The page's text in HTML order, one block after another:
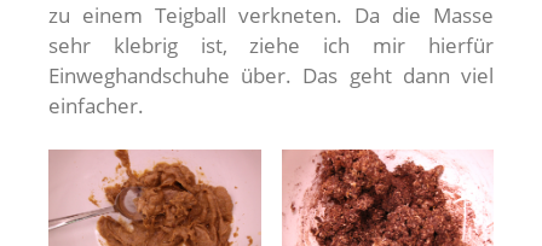
zu einem Teigball verkneten. Da die Masse
sehr klebrig ist, ziehe ich mir hierfür
Einweghandschuhe über. Das geht dann viel
einfacher.